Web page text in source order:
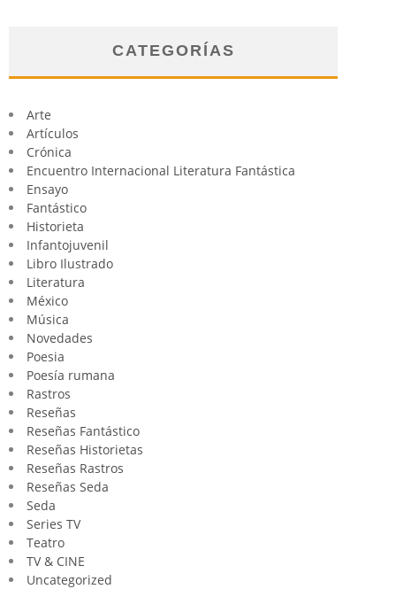
CATEGORÍAS
Arte
Artículos
Crónica
Encuentro Internacional Literatura Fantástica
Ensayo
Fantástico
Historieta
Infantojuvenil
Libro Ilustrado
Literatura
México
Música
Novedades
Poesia
Poesía rumana
Rastros
Reseñas
Reseñas Fantástico
Reseñas Historietas
Reseñas Rastros
Reseñas Seda
Seda
Series TV
Teatro
TV & CINE
Uncategorized